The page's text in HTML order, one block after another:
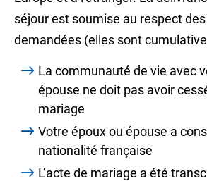
séjour est soumise au respect
demandées (elles sont
La communauté de vie avec
épouse ne doit pas avoir
mariage
Votre époux ou épouse a
nationalité française
L’acte de mariage a été